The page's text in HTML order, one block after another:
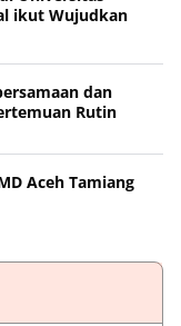
ikut Wujudkan
dan
Rutin
Aceh Tamiang